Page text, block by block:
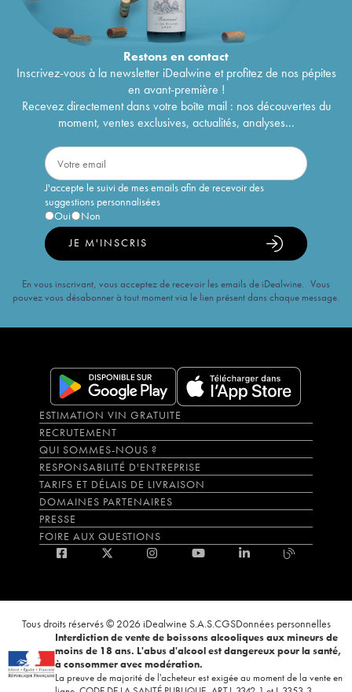
Restons encontact
Inscrivez-vous à la newsletter iDealwine et profitez de nos pépites
en avant-première !
Recevez directement dans votre boîte mail : nos découvertes du
moment, ventes exclusives, actualités, analyses...
J'accepte le suivi de mes emails afin de recevoir des
suggestions personnalisées
Oui
Non
JE M'INSCRIS
En vous inscrivant, vous acceptez de recevoir les emails de iDealwine. Vous
pouvez vous désabonner à tout moment via le lien présent dans chaque message.
ESTIMATION VIN GRATUITE
RECRUTEMENT
QUI SOMMES-NOUS ?
RESPONSABILITÉ D'ENTREPRISE
TARIFS ET DÉLAIS DE LIVRAISON
DOMAINES PARTENAIRES
PRESSE
FOIRE AUX QUESTIONS
Tous droits réservés © 2026 iDealwine S.A.S.CGSDonnées personnelles
Interdiction de vente de boissons alcooliques aux mineurs de
moins de 18 ans. L'abus d'alcool est dangereux pour la santé,
à consommer avec modération.
La preuve de majorité de l'acheteur est exigée au moment de la vente en